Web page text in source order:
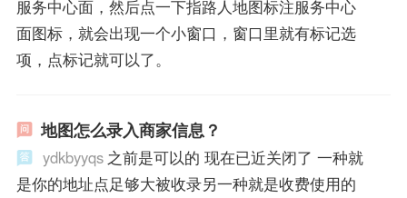
服务中心面，然后点一下指路人地图标注服务中心
面图标，就会出现一个小窗口，窗口里就有标记选
项，点标记就可以了。
地图怎么录入商家信息？
ydkbyyqs 之前是可以的 现在已近关闭了 一种就
是你的地址点足够大被收录另一种就是收费使用的